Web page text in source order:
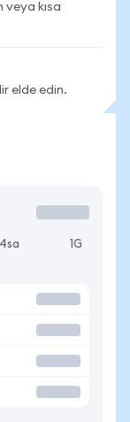
kısa
elde edin.
4sa 1G